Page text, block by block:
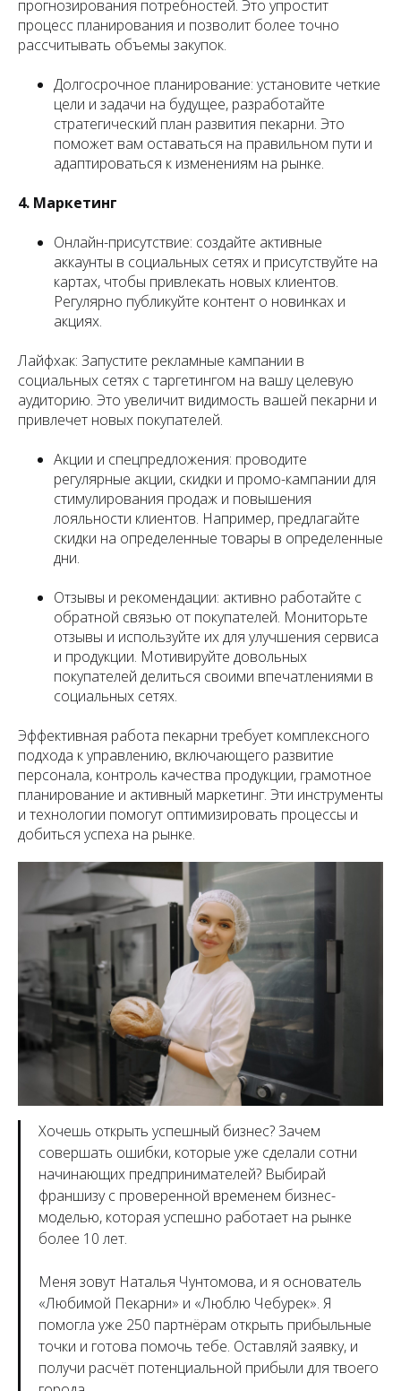
прогнозирования потребностей. Это упростит
процесс планирования и позволит более точно
рассчитывать объемы закупок.
Долгосрочное планирование: установите четкие
цели и задачи на будущее, разработайте
стратегический план развития пекарни. Это
поможет вам оставаться на правильном пути и
адаптироваться к изменениям на рынке.
4. Маркетинг
Онлайн-присутствие: создайте активные
аккаунты в социальных сетях и присутствуйте на
картах, чтобы привлекать новых клиентов.
Регулярно публикуйте контент о новинках и
акциях.
Лайфхак: Запустите рекламные кампании в
социальных сетях с таргетингом на вашу целевую
аудиторию. Это увеличит видимость вашей пекарни и
привлечет новых покупателей.
Акции и спецпредложения: проводите
регулярные акции, скидки и промо-кампании для
стимулирования продаж и повышения
лояльности клиентов. Например, предлагайте
скидки на определенные товары в определенные
дни.
Отзывы и рекомендации: активно работайте с
обратной связью от покупателей. Мониторьте
отзывы и используйте их для улучшения сервиса
и продукции. Мотивируйте довольных
покупателей делиться своими впечатлениями в
социальных сетях.
Эффективная работа пекарни требует комплексного
подхода к управлению, включающего развитие
персонала, контроль качества продукции, грамотное
планирование и активный маркетинг. Эти инструменты
и технологии помогут оптимизировать процессы и
добиться успеха на рынке.
Хочешь открыть успешный бизнес? Зачем
совершать ошибки, которые уже сделали сотни
начинающих предпринимателей? Выбирай
франшизу с проверенной временем бизнес-
моделью, которая успешно работает на рынке
более 10 лет.
Меня зовут Наталья Чунтомова, и я основатель
«Любимой Пекарни» и «Люблю Чебурек». Я
помогла уже 250 партнёрам открыть прибыльные
точки и готова помочь тебе. Оставляй заявку, и
получи расчёт потенциальной прибыли для твоего